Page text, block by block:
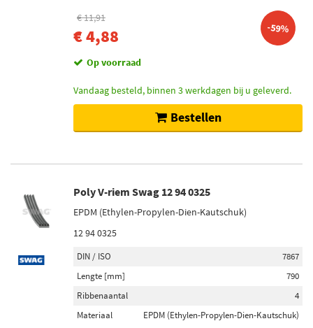
€ 11,91
€ 4,88 -59%
Op voorraad
Vandaag besteld, binnen 3 werkdagen bij u geleverd.
Bestellen
Poly V-riem Swag 12 94 0325
EPDM (Ethylen-Propylen-Dien-Kautschuk)
12 94 0325
DIN / ISO
7867
Lengte [mm]
790
Ribbenaantal
4
Materiaal
EPDM (Ethylen-Propylen-Dien-Kautschuk)